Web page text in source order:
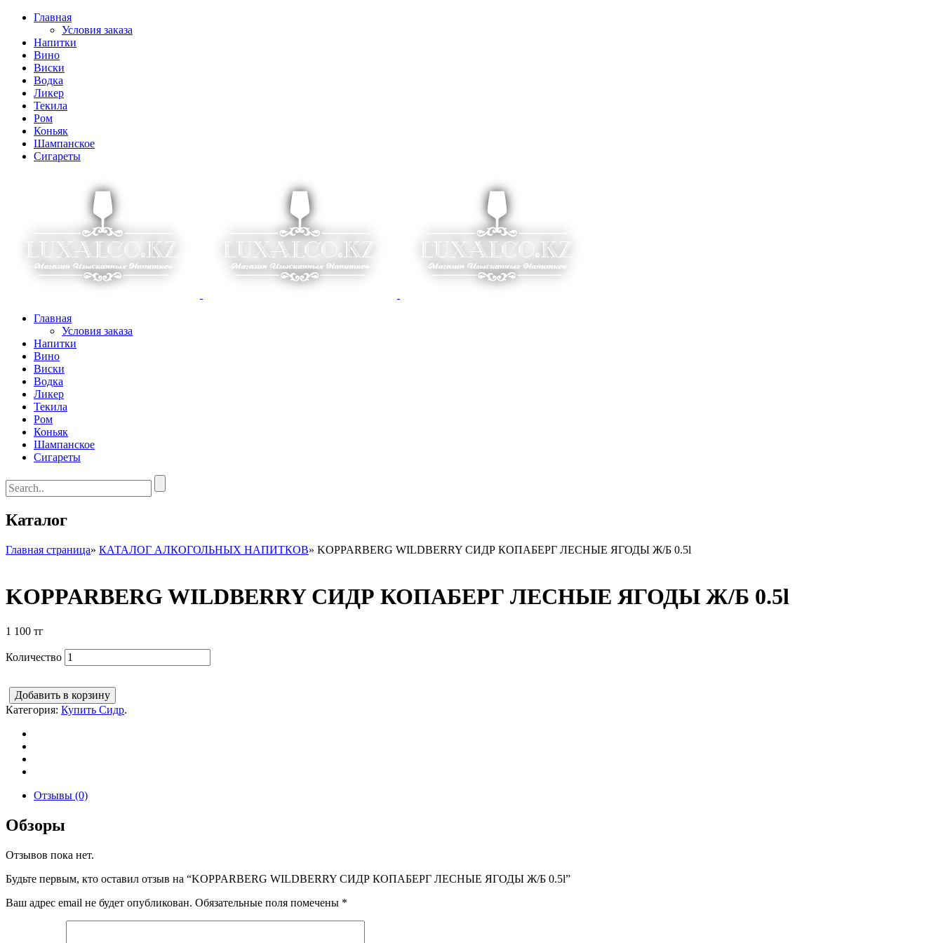
Главная
Условия заказа
Напитки
Вино
Виски
Водка
Ликер
Текила
Ром
Коньяк
Шампанское
Сигареты
Главная
Условия заказа
Напитки
Вино
Виски
Водка
Ликер
Текила
Ром
Коньяк
Шампанское
Сигареты
Каталог
Главная страница» КАТАЛОГ АЛКОГОЛЬНЫХ НАПИТКОВ» KOPPARBERG WILDBERRY СИДР КОПАБЕРГ ЛЕСНЫЕ ЯГОДЫ Ж/Б 0.5l
KOPPARBERG WILDBERRY СИДР КОПАБЕРГ ЛЕСНЫЕ ЯГОДЫ Ж/Б 0.5l
1 100 тг
Количество
Добавить в корзину
Категория: Купить Сидр.
Отзывы (0)
Обзоры
Отзывов пока нет.
Будьте первым, кто оставил отзыв на “KOPPARBERG WILDBERRY СИДР КОПАБЕРГ ЛЕСНЫЕ ЯГОДЫ Ж/Б 0.5l”
Ваш адрес email не будет опубликован. Обязательные поля помечены *